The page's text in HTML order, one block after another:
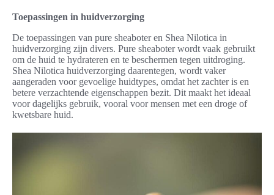
Toepassingen in huidverzorging
De toepassingen van pure sheaboter en Shea Nilotica in
huidverzorging zijn divers. Pure sheaboter wordt vaak gebruikt
om de huid te hydrateren en te beschermen tegen uitdroging.
Shea Nilotica huidverzorging daarentegen, wordt vaker
aangeraden voor gevoelige huidtypes, omdat het zachter is en
betere verzachtende eigenschappen bezit. Dit maakt het ideaal
voor dagelijks gebruik, vooral voor mensen met een droge of
kwetsbare huid.